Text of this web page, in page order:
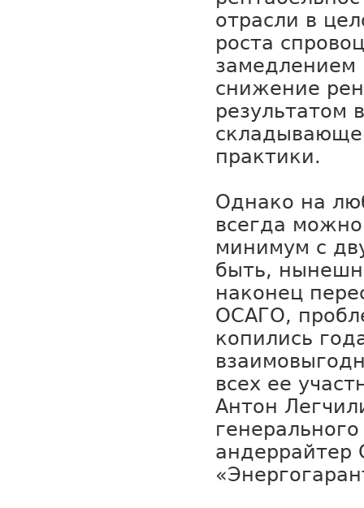
отрасли в
роста
замедлением
снижение
результатом
практики.
Однако на
всегда
минимум с
быть,
наконец
ОСАГО,
копились
всех ее
Антон
андеррайтер